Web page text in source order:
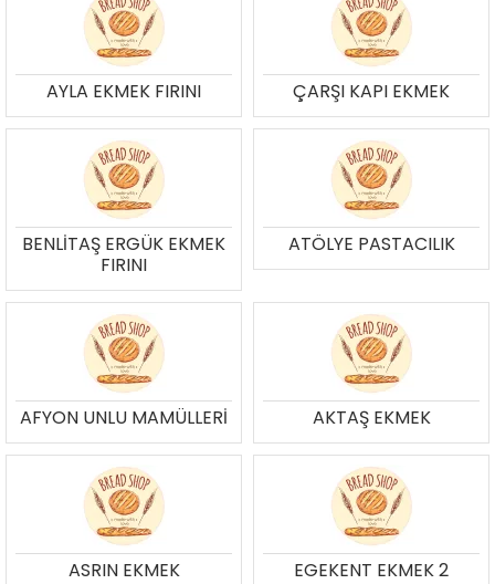
AYLA EKMEK FIRINI ÇARŞI KAPI EKMEK
BENLİTAŞ ERGÜK EKMEK
FIRINI
ATÖLYE PASTACILIK
AFYON UNLU MAMÜLLERİ AKTAŞ EKMEK
ASRIN EKMEK EGEKENT EKMEK 2